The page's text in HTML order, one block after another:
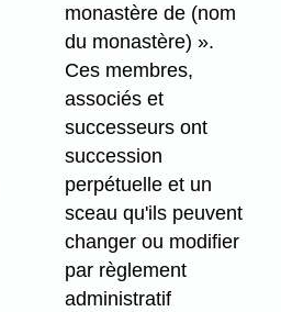
monastère de (nom
du monastère) ».
Ces membres,
associés et
successeurs ont
succession
perpétuelle et un
sceau qu'ils peuvent
changer ou modifier
par règlement
administratif